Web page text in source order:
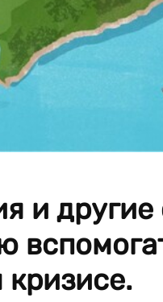
и
кризисе.